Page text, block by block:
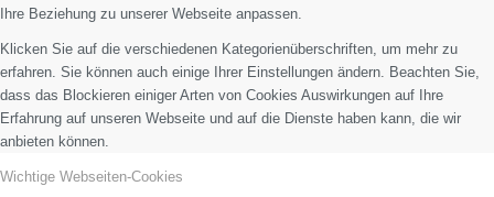
Ihre Beziehung zu unserer Webseite anpassen.
Klicken Sie auf die verschiedenen Kategorienüberschriften, um mehr zu
erfahren. Sie können auch einige Ihrer Einstellungen ändern. Beachten Sie,
dass das Blockieren einiger Arten von Cookies Auswirkungen auf Ihre
Erfahrung auf unseren Webseite und auf die Dienste haben kann, die wir
anbieten können.
Wichtige Webseiten-Cookies